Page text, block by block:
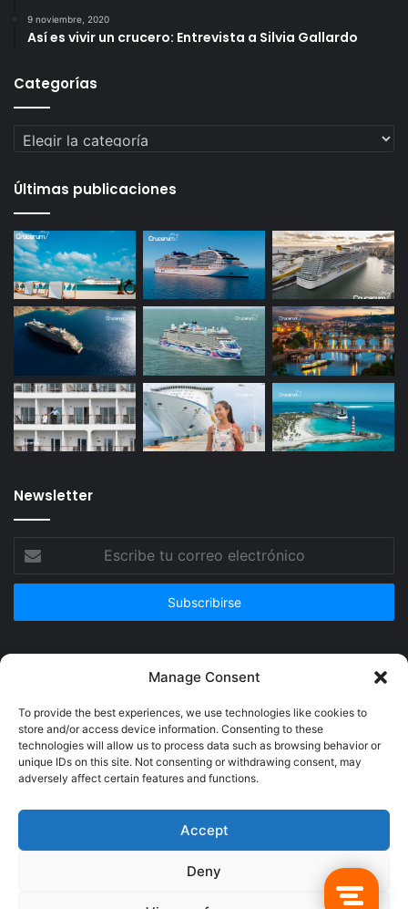
Manage Consent
To provide the best experiences, we use technologies like cookies to
store and/or access device information. Consenting to these
technologies will allow us to process data such as browsing behavior or
unique IDs on this site. Not consenting or withdrawing consent, may
adversely affect certain features and functions.
Accept
Deny
9 noviembre, 2020
Así es vivir un crucero: Entrevista a Silvia Gallardo
Categorías
Categorías
Últimas publicaciones
Newsletter
correo
© Copyright 2026, Todos los derechos reservados @Crucerum |